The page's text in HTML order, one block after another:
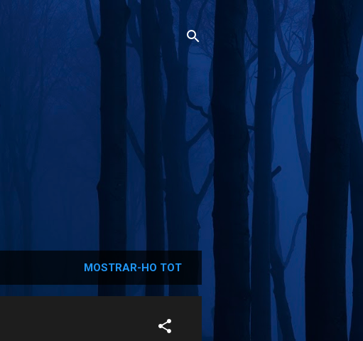
MOSTRAR-HO TOT